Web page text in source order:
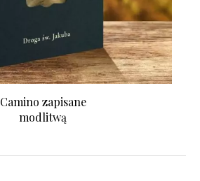
Camino zapisane
modlitwą